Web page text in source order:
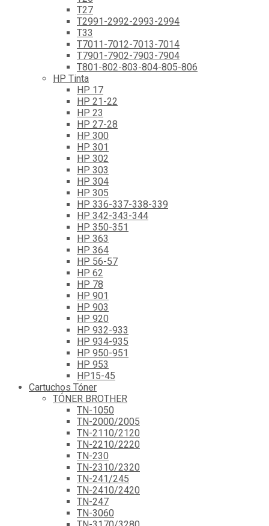
T27
T2991-2992-2993-2994
T33
T7011-7012-7013-7014
T7901-7902-7903-7904
T801-802-803-804-805-806
HP Tinta
HP 17
HP 21-22
HP 23
HP 27-28
HP 300
HP 301
HP 302
HP 303
HP 304
HP 305
HP 336-337-338-339
HP 342-343-344
HP 350-351
HP 363
HP 364
HP 56-57
HP 62
HP 78
HP 901
HP 903
HP 920
HP 932-933
HP 934-935
HP 950-951
HP 953
HP15-45
Cartuchos Tóner
TÓNER BROTHER
TN-1050
TN-2000/2005
TN-2110/2120
TN-2210/2220
TN-230
TN-2310/2320
TN-241/245
TN-2410/2420
TN-247
TN-3060